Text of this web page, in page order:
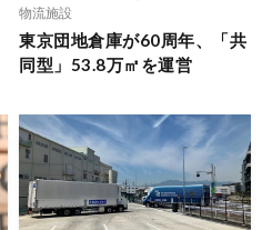
物流施設
東京団地倉庫が60周年、「共
同型」53.8万㎡を運営